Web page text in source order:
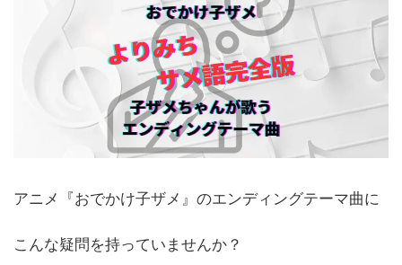
アニメ『おでかけ子ザメ』のエンディングテーマ曲に
こんな疑問を持っていませんか？